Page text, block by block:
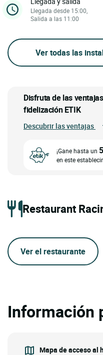
Llegada desde 15:00,
Salida a las 11:00
Ver todas las
Disfruta de las
fidelización ETIK
Descubrir las ventajas
¡Gane hasta un
en este
Restaurant
Ver el restaurante
Información
Mapa de acceso al